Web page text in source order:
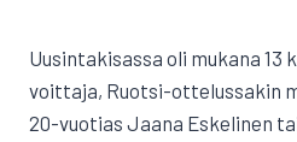
Uusintakisassa oli mukana 13
voittaja, Ruotsi-ottelussakin
20-vuotias Jaana Eskelinen